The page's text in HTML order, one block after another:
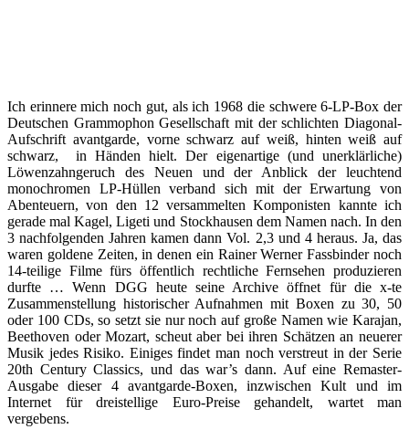
Ich erinnere mich noch gut, als ich 1968 die schwere 6-LP-Box der
Deutschen Grammophon Gesellschaft mit der schlichten Diagonal-
Aufschrift avantgarde, vorne schwarz auf weiß, hinten weiß auf
schwarz, in Händen hielt. Der eigenartige (und unerklärliche)
Löwenzahngeruch des Neuen und der Anblick der leuchtend
monochromen LP-Hüllen verband sich mit der Erwartung von
Abenteuern, von den 12 versammelten Komponisten kannte ich
gerade mal Kagel, Ligeti und Stockhausen dem Namen nach. In den
3 nachfolgenden Jahren kamen dann Vol. 2,3 und 4 heraus. Ja, das
waren goldene Zeiten, in denen ein Rainer Werner Fassbinder noch
14-teilige Filme fürs öffentlich rechtliche Fernsehen produzieren
durfte … Wenn DGG heute seine Archive öffnet für die x-te
Zusammenstellung historischer Aufnahmen mit Boxen zu 30, 50
oder 100 CDs, so setzt sie nur noch auf große Namen wie Karajan,
Beethoven oder Mozart, scheut aber bei ihren Schätzen an neuerer
Musik jedes Risiko. Einiges findet man noch verstreut in der Serie
20th Century Classics, und das war’s dann. Auf eine Remaster-
Ausgabe dieser 4 avantgarde-Boxen, inzwischen Kult und im
Internet für dreistellige Euro-Preise gehandelt, wartet man
vergebens.